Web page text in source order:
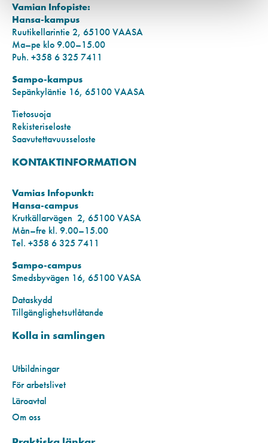
Vamian Infopiste:
Hansa-kampus
Ruutikellarintie 2, 65100 VAASA
Ma–pe klo 9.00–15.00
Puh. +358 6 325 7411
Sampo-kampus
Sepänkyläntie 16, 65100 VAASA
Tietosuoja
Rekisteriseloste
Saavutettavuusseloste
KONTAKTINFORMATION
Vamias Infopunkt:
Hansa-campus
Krutkällarvägen 2, 65100 VASA
Mån–fre kl. 9.00–15.00
Tel. +358 6 325 7411
Sampo-campus
Smedsbyvägen 16, 65100 VASA
Dataskydd
Tillgänglighetsutlåtande
Kolla in samlingen
Utbildningar
För arbetslivet
Läroavtal
Om oss